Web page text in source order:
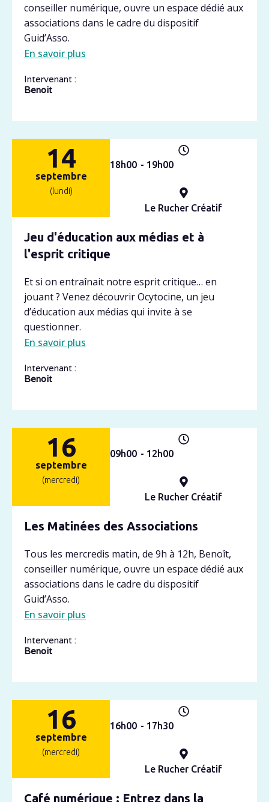
conseiller numérique, ouvre un espace dédié aux
associations dans le cadre du dispositif
Guid’Asso.
En savoir plus
Intervenant :
Benoit
14
septembre
(lundi)
18h00 - 19h00
Le Rucher Créatif
Jeu d'éducation aux médias et à
l'esprit critique
Et si on entraînait notre esprit critique… en
jouant ? Venez découvrir Ocytocine, un jeu
d’éducation aux médias qui invite à se
questionner.
En savoir plus
Intervenant :
Benoit
16
septembre
(mercredi)
09h00 - 12h00
Le Rucher Créatif
Les Matinées des Associations
Tous les mercredis matin, de 9h à 12h, Benoît,
conseiller numérique, ouvre un espace dédié aux
associations dans le cadre du dispositif
Guid’Asso.
En savoir plus
Intervenant :
Benoit
16
septembre
(mercredi)
16h00 - 17h30
Le Rucher Créatif
Café numérique : Entrez dans la